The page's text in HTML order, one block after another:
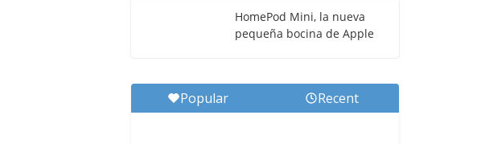
HomePod Mini, la nueva
pequeña bocina de Apple
Popular Recent